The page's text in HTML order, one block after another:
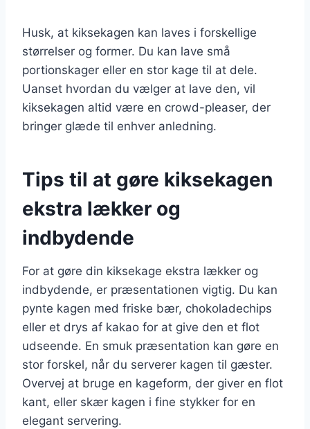
Husk, at kiksekagen kan laves i forskellige
størrelser og former. Du kan lave små
portionskager eller en stor kage til at dele.
Uanset hvordan du vælger at lave den, vil
kiksekagen altid være en crowd-pleaser, der
bringer glæde til enhver anledning.
Tips til at gøre kiksekagen
ekstra lækker og
indbydende
For at gøre din kiksekage ekstra lækker og
indbydende, er præsentationen vigtig. Du kan
pynte kagen med friske bær, chokoladechips
eller et drys af kakao for at give den et flot
udseende. En smuk præsentation kan gøre en
stor forskel, når du serverer kagen til gæster.
Overvej at bruge en kageform, der giver en flot
kant, eller skær kagen i fine stykker for en
elegant servering.